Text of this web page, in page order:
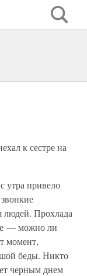
к сестре на
утра привело
людей. Прохлада
— можно ли
момент,
беды. Никто
черным днем